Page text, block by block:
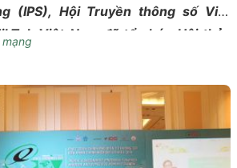
(IPS), Hội Truyền thông số Việt
Việt Nam đã tổ chức Hội thảo